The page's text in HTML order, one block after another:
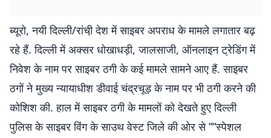
ब्यूरो, नयी दिल्ली/रांची़ देश में साइबर अपराध के मामले लगातार बढ़
रहे हैं. दिल्ली में अक्सर धोखाधड़ी, जालसाजी, ऑनलाइन ट्रेडिंग में
निवेश के नाम पर साइबर ठगी के कई मामले सामने आए हैं. साइबर
ठगों ने मुख्य न्यायाधीश डीवाई चंद्रचूड़ के नाम पर भी ठगी करने की
कोशिश की. हाल में साइबर ठगी के मामलों को देखते हुए दिल्ली
पुलिस के साइबर विंग के साउथ वेस्ट जिले की ओर से ””स्पेशल